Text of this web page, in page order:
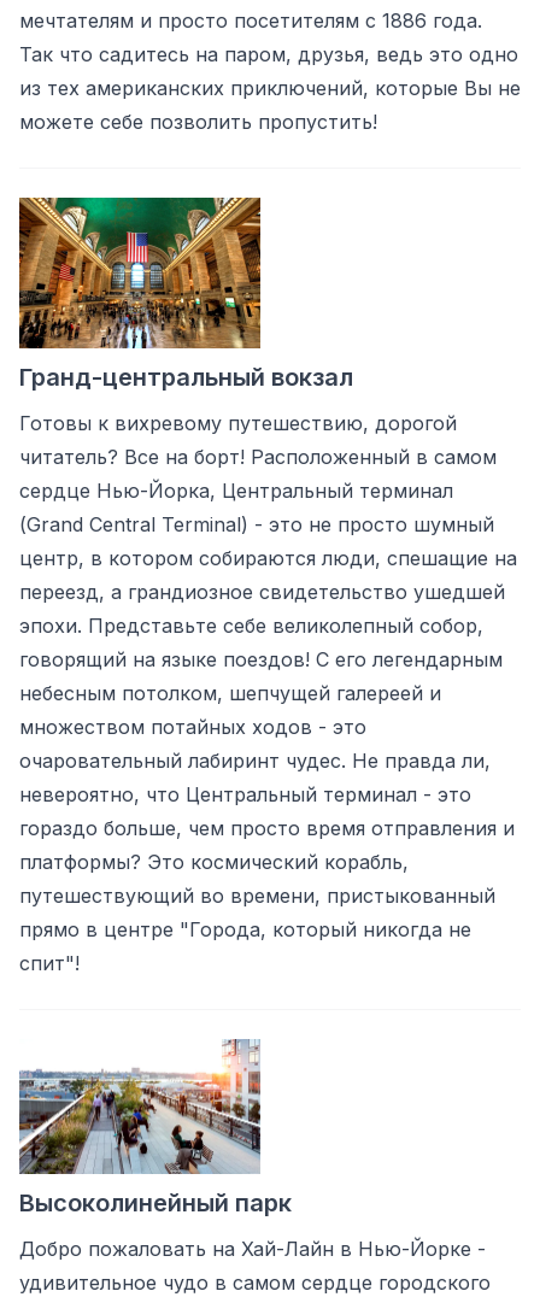
мечтателям и просто посетителям с 1886 года.
Так что садитесь на паром, друзья, ведь это одно
из тех американских приключений, которые Вы не
можете себе позволить пропустить!
Гранд-центральный вокзал
Готовы к вихревому путешествию, дорогой
читатель? Все на борт! Расположенный в самом
сердце Нью-Йорка, Центральный терминал
(Grand Central Terminal) - это не просто шумный
центр, в котором собираются люди, спешащие на
переезд, а грандиозное свидетельство ушедшей
эпохи. Представьте себе великолепный собор,
говорящий на языке поездов! С его легендарным
небесным потолком, шепчущей галереей и
множеством потайных ходов - это
очаровательный лабиринт чудес. Не правда ли,
невероятно, что Центральный терминал - это
гораздо больше, чем просто время отправления и
платформы? Это космический корабль,
путешествующий во времени, пристыкованный
прямо в центре "Города, который никогда не
спит"!
Высоколинейный парк
Добро пожаловать на Хай-Лайн в Нью-Йорке -
удивительное чудо в самом сердце городского